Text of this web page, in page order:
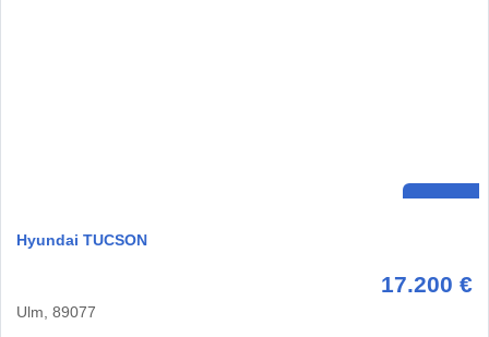
Hyundai TUCSON
17.200 €
Ulm, 89077